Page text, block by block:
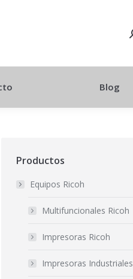
Blog
Productos
Equipos Ricoh
Multifuncionales Ricoh
Impresoras Ricoh
Impresoras Industriales